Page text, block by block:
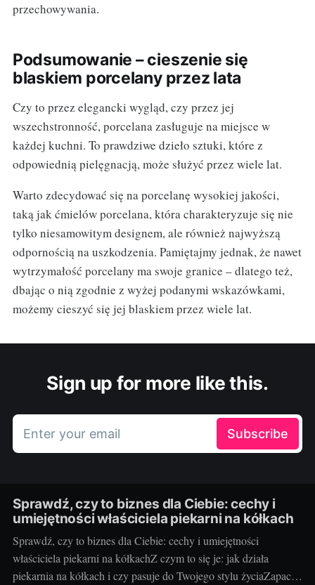
przechowywania.
Podsumowanie – cieszenie się
blaskiem porcelany przez lata
Czy to przez elegancki wygląd, czy przez jej
wszechstronność, porcelana zasługuje na miejsce w
każdej kuchni. To prawdziwe dzieło sztuki, które z
odpowiednią pielęgnacją, może służyć przez wiele lat.
Warto zdecydować się na porcelanę wysokiej jakości,
taką jak ćmielów porcelana, która charakteryzuje się nie
tylko niesamowitym designem, ale również najwyższą
odpornością na uszkodzenia. Pamiętajmy jednak, że nawet
wytrzymałość porcelany ma swoje granice – dlatego też,
dbając o nią zgodnie z wyżej podanymi wskazówkami,
możemy cieszyć się jej blaskiem przez wiele lat.
Sign up for more like this.
Enter your email Subscribe
Sprawdź, czy to biznes dla Ciebie: cechy i
umiejętności właściciela piekarni na kółkach
Sprawdź, czy to biznes dla Ciebie: cechy i umiejętności
właściciela piekarni na kółkachZ czym to się je: jak działa
piekarnia na kółkach i czy pasuje do Twojego stylu życiaZapach